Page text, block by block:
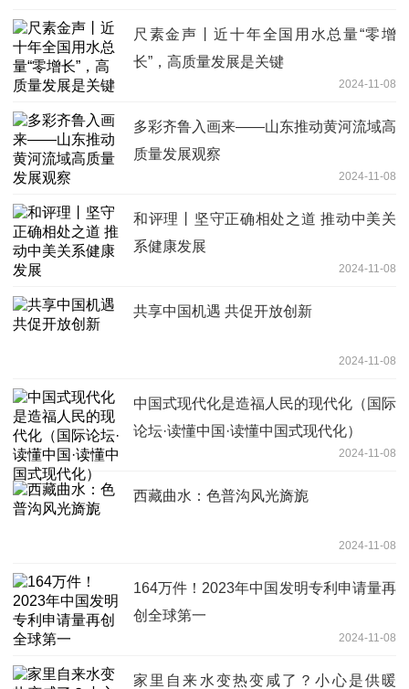
尺素金声丨近十年全国用水总量“零增
长”，高质量发展是关键
2024-11-08
多彩齐鲁入画来——山东推动黄河流域高
质量发展观察
2024-11-08
和评理丨坚守正确相处之道 推动中美关
系健康发展
2024-11-08
共享中国机遇 共促开放创新
2024-11-08
中国式现代化是造福人民的现代化（国际
论坛·读懂中国·读懂中国式现代化）
2024-11-08
西藏曲水：色普沟风光旖旎
2024-11-08
164万件！2023年中国发明专利申请量再
创全球第一
2024-11-08
家里自来水变热变咸了？小心是供暖